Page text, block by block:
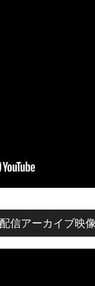
信アーカイブ映